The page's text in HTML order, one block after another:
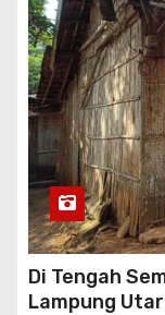
Di Tengah
Lampung